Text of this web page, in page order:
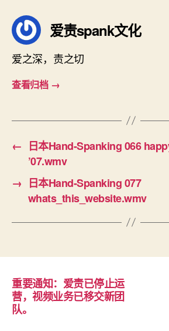
爱责spank文化
爱之深，责之切
查看归档 →
← 日本Hand-Spanking 066
’07.wmv
→ 日本Hand-Spanking 077
whats_this_website.wmv
重要通知：爱责已停止运
营，视频业务已移交新团
队。